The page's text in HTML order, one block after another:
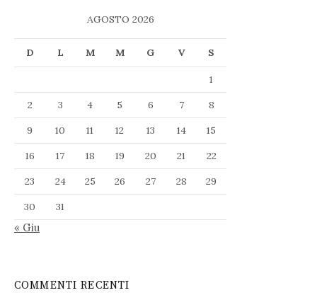
AGOSTO 2026
D L M M G V S
1
2
3 4 5 6 7
8
9
10 11 12 13 14
15
16
17 18 19 20 21
22
23
24 25 26 27 28
29
30
31
« Giu
COMMENTI RECENTI